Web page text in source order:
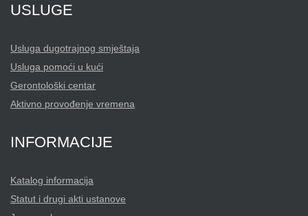
USLUGE
Usluga dugotrajnog smještaja
Usluga pomoći u kući
Gerontološki centar
Aktivno provođenje vremena
INFORMACIJE
Katalog informacija
Statut i drugi akti ustanove